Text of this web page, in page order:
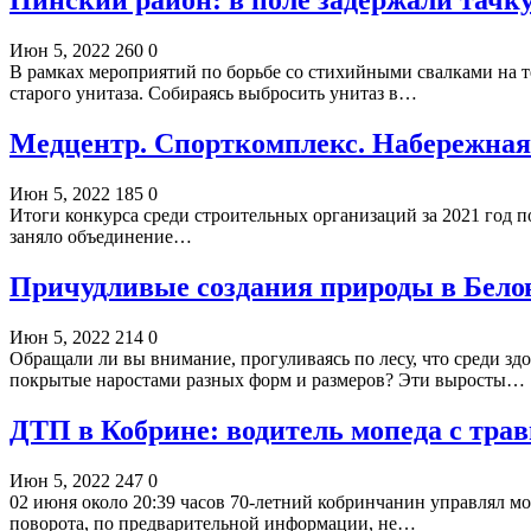
Июн 5, 2022 260 0
В рамках мероприятий по борьбе со стихийными свалками на
старого унитаза. Собираясь выбросить унитаз в…
Медцентр. Спорткомплекс.
Июн 5, 2022 185 0
Итоги конкурса среди строительных организаций за 2021
заняло объединение…
Причудливые создания природы в
Июн 5, 2022 214 0
Обращали ли вы внимание, прогуливаясь по лесу, что среди
покрытые наростами разных форм и размеров? Эти выросты…
ДТП в Кобрине: водитель мопеда с
Июн 5, 2022 247 0
02 июня около 20:39 часов 70-летний кобринчанин управлял
поворота, по предварительной информации, не…